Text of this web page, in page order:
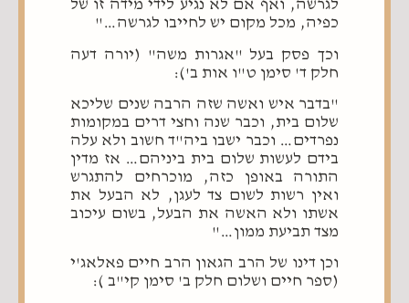
לגרשה, ואף אם לא נגיע לידי מידה זו של
כפיה, מכל מקום יש לחייבו לגרשה…"
וכך פסק בעל "אגרות משה" (יורה דעה
חלק ד' סימן ט"ו אות ב'):
"בדבר איש ואשה שזה הרבה שנים שליכא
שלום בית, וכבר שנה וחצי דרים במקומות
נפרדים… וכבר ישבו ביה"ד חשוב ולא עלה
בידם לעשות שלום בית ביניהם… אז מדין
התורה באופן כזה, מוכרחים להתגרש
ואין רשות לשום צד לעגן, לא הבעל את
אשתו ולא האשה את הבעל, בשום עיכוב
מצד תביעת ממון…"
וכן דינו של הרב הגאון הרב חיים פאלאג'י
(ספר חיים ושלום חלק ב' סימן קי"ב ):